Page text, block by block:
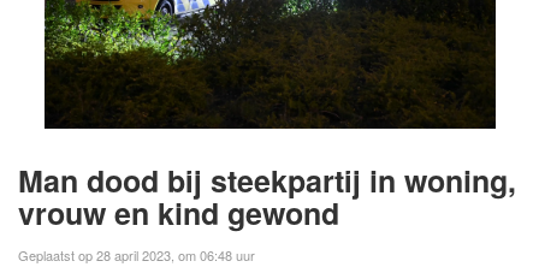
Man dood bij steekpartij in woning,
vrouw en kind gewond
Geplaatst op 28 april 2023, om 06:48 uur